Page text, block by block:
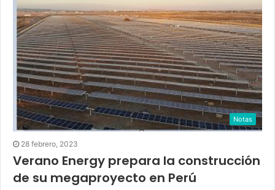
Notas
28 febrero, 2023
Verano Energy prepara la construcción
de su megaproyecto en Perú